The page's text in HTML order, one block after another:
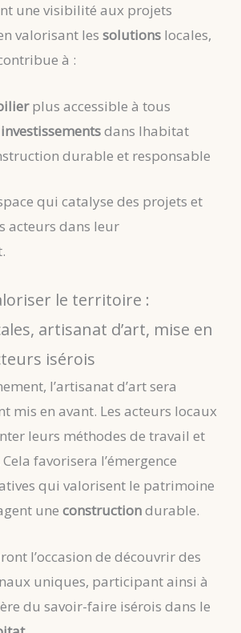
une visibilité aux projets
valorisant lessolutions locales,
à :
plus accessible à tous
investissementsdans lhabitat
durable et responsable
qui catalyse des projets et
acteurs dans leur
le territoire :
artisanat d’art, mise en
isérois
l’artisanat d’art sera
mis en avant. Les acteurs locaux
leurs méthodes de travail et
favorisera l’émergence
qui valorisent le patrimoine
uneconstructiondurable.
l’occasion de découvrir des
uniques, participant ainsi à
du savoir-faire isérois dans le